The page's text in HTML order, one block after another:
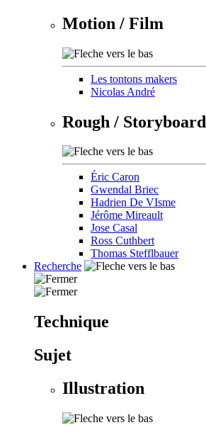
Motion / Film
Les tontons makers
Nicolas André
Rough / Storyboard
Éric Caron
Gwendal Briec
Hadrien De VIsme
Jérôme Mireault
Jose Casal
Ross Cuthbert
Thomas Stefflbauer
Recherche
Technique
Sujet
Illustration